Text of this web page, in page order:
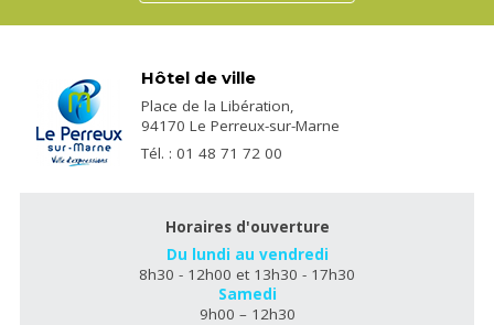
Hôtel de ville
Place de la Libération,
94170 Le Perreux-sur-Marne
Tél. : 01 48 71 72 00
Horaires d'ouverture
Du lundi au vendredi
8h30 - 12h00 et 13h30 - 17h30
Samedi
9h00 – 12h30